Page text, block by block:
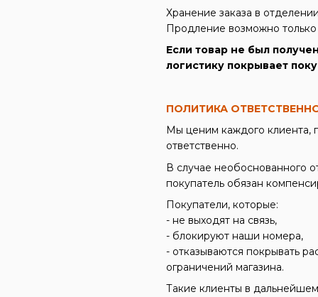
Хранение заказа в
Продление возможно
Если товар не был
логистику покрывает
ПОЛИТИКА
Мы ценим каждого клиента,
ответственно.
В случае необоснованного
покупатель обязан
Покупатели, которые:
- не выходят на связь,
- блокируют наши номера,
- отказываются покрывать
ограничений магазина.
Такие клиенты в